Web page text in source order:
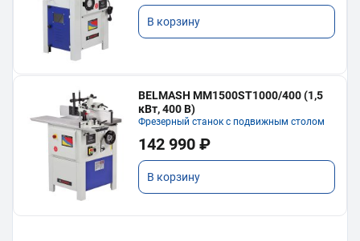
В корзину
BELMASH MM1500ST1000/400 (1,5
кВт, 400 В)
Фрезерный станок с подвижным столом
142 990 ₽
В корзину